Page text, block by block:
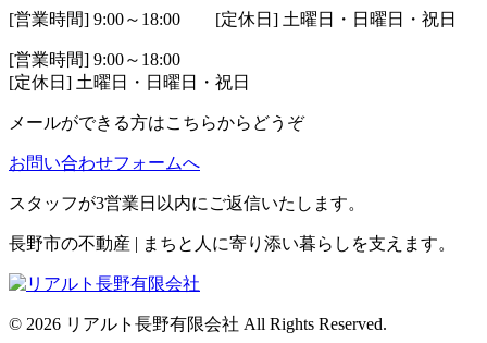
[営業時間] 9:00～18:00 [定休日] 土曜日・日曜日・祝日
[営業時間] 9:00～18:00
[定休日] 土曜日・日曜日・祝日
メールができる方はこちらからどうぞ
お問い合わせフォームへ
スタッフが3営業日以内にご返信いたします。
長野市の不動産 | まちと人に寄り添い暮らしを支えます。
© 2026 リアルト長野有限会社 All Rights Reserved.